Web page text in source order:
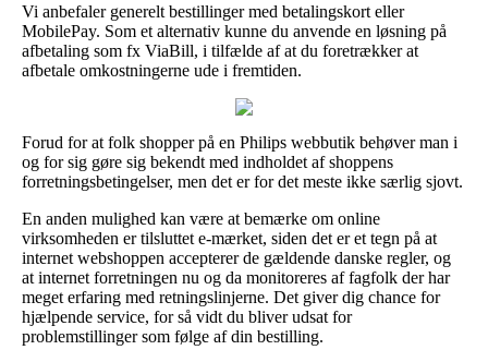
Vi anbefaler generelt bestillinger med betalingskort eller
MobilePay. Som et alternativ kunne du anvende en løsning på
afbetaling som fx ViaBill, i tilfælde af at du foretrækker at
afbetale omkostningerne ude i fremtiden.
Forud for at folk shopper på en Philips webbutik behøver man i
og for sig gøre sig bekendt med indholdet af shoppens
forretningsbetingelser, men det er for det meste ikke særlig sjovt.
En anden mulighed kan være at bemærke om online
virksomheden er tilsluttet e-mærket, siden det er et tegn på at
internet webshoppen accepterer de gældende danske regler, og
at internet forretningen nu og da monitoreres af fagfolk der har
meget erfaring med retningslinjerne. Det giver dig chance for
hjælpende service, for så vidt du bliver udsat for
problemstillinger som følge af din bestilling.